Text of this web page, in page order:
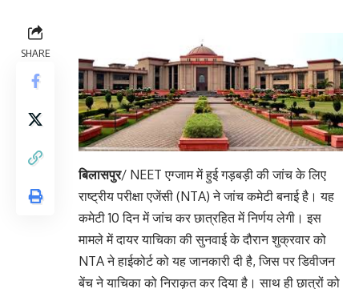
SHARE
बिलासपुर/ NEET एग्जाम में हुई गड़बड़ी की जांच के लिए
राष्ट्रीय परीक्षा एजेंसी (NTA) ने जांच कमेटी बनाई है। यह
कमेटी 10 दिन में जांच कर छात्रहित में निर्णय लेगी। इस
मामले में दायर याचिका की सुनवाई के दौरान शुक्रवार को
NTA ने हाईकोर्ट को यह जानकारी दी है, जिस पर डिवीजन
बेंच ने याचिका को निराकृत कर दिया है। साथ ही छात्रों को